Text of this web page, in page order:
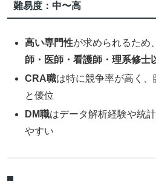
難易度：中〜高
高い専門性が求められるため
師・医師・看護師・理系修士
CRA職は特に競争率が高く
と優位
DM職はデータ解析経験や統
やすい